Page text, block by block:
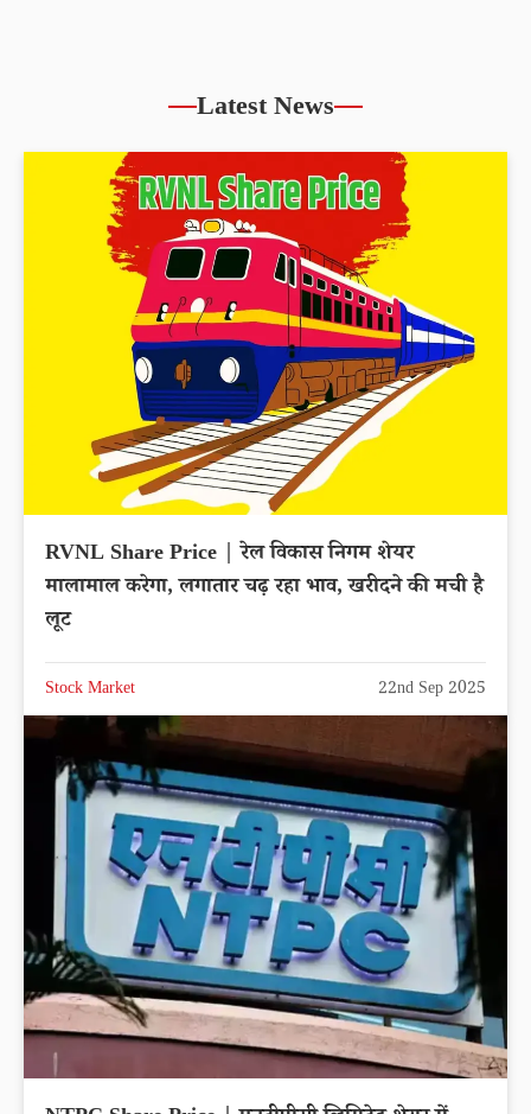
Latest News
RVNL Share Price | रेल विकास निगम शेयर
मालामाल करेगा, लगातार चढ़ रहा भाव, खरीदने की मची है
लूट
Stock Market 22nd Sep 2025